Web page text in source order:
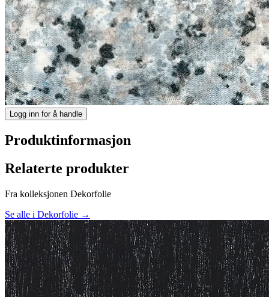
Logg inn for å handle
Produktinformasjon
Relaterte produkter
Fra kolleksjonen Dekorfolie
Se alle i Dekorfolie →